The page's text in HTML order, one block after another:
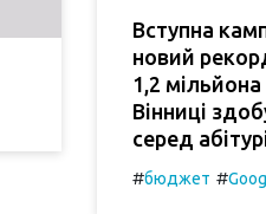
Вступна
новий
1,2 мільйона
Вінниці
серед
#бюджет #